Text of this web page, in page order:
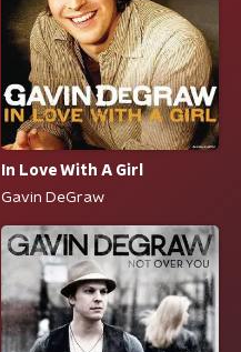
In Love With A Girl
Gavin DeGraw